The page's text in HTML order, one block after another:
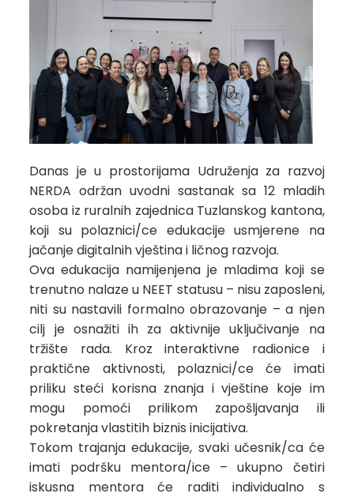
Danas je u prostorijama Udruženja za razvoj
NERDA održan uvodni sastanak sa 12 mladih
osoba iz ruralnih zajednica Tuzlanskog kantona,
koji su polaznici/ce edukacije usmjerene na
jačanje digitalnih vještina i ličnog razvoja.
Ova edukacija namijenjena je mladima koji se
trenutno nalaze u NEET statusu – nisu zaposleni,
niti su nastavili formalno obrazovanje – a njen
cilj je osnažiti ih za aktivnije uključivanje na
tržište rada. Kroz interaktivne radionice i
praktične aktivnosti, polaznici/ce će imati
priliku steći korisna znanja i vještine koje im
mogu pomoći prilikom zapošljavanja ili
pokretanja vlastitih biznis inicijativa.
Tokom trajanja edukacije, svaki učesnik/ca će
imati podršku mentora/ice – ukupno četiri
iskusna mentora će raditi individualno s